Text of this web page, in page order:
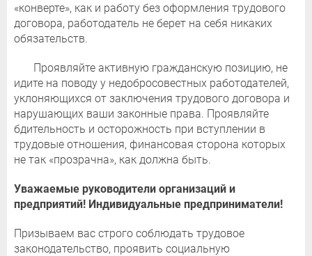
«конверте», как и работу без оформления трудового
договора, работодатель не берет на себя никаких
обязательств.
Проявляйте активную гражданскую позицию, не
идите на поводу у недобросовестных работодателей,
уклоняющихся от заключения трудового договора и
нарушающих ваши законные права. Проявляйте
бдительность и осторожность при вступлении в
трудовые отношения, финансовая сторона которых
не так «прозрачна», как должна быть.
Уважаемые руководители организаций и
предприятий! Индивидуальные предприниматели!
Призываем вас строго соблюдать трудовое
законодательство, проявить социальную